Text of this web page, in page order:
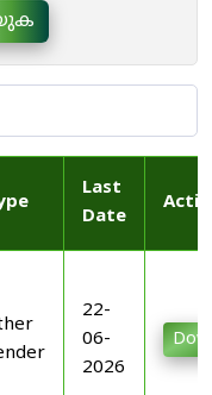
Last
Date
22-
06-
2026